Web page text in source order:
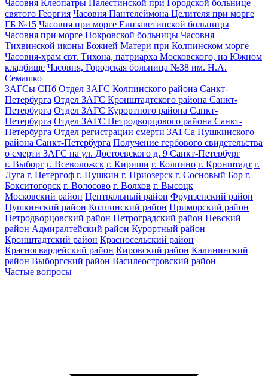
Часовня Клеопатры Палестинской при Городской больнице
святого Георгия Часовня Пантелеймона Целителя при морге
ГБ №15 Часовня при морге Елизаветинской больницы
Часовня при морге Покровской больницы Часовня
Тихвинской иконы Божией Матери при Колпинском морге
Часовня-храм свт. Тихона, патриарха Московского, на Южном
кладбище Часовня, Городская больница №38 им. Н.А.
Семашко
ЗАГСы СПб Отдел ЗАГС Колпинского района Санкт-
Петербурга Отдел ЗАГС Кронштадтского района Санкт-
Петербурга Отдел ЗАГС Курортного района Санкт-
Петербурга Отдел ЗАГС Петродворцового района Санкт-
Петербурга Отдел регистрации смерти ЗАГСа Пушкинского
района Санкт-Петербурга Получение гербового свидетельства
о смерти ЗАГС на ул. Достоевского д. 9 Санкт-Петербург
г. Выборг г. Всеволожск г. Кириши г. Колпино г. Кронштадт г.
Луга г. Петергоф г. Пушкин г. Приозерск г. Сосновый Бор г.
Бокситогорск г. Волосово г. Волхов г. Высоцк
Московский район Центральный район Фрунзенский район
Пушкинский район Колпинский район Приморский район
Петродворцовский район Петроградский район Невский
район Адмиралтейский район Курортный район
Кронштадтский район Красносельский район
Красногвардейский район Кировский район Калининский
район Выборгский район Василеостровский район
Частые вопросы